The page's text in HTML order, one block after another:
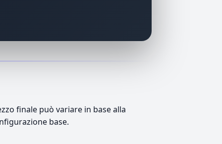
finale può variare in base alla
base.